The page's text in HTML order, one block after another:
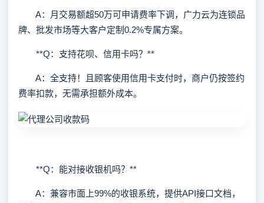
A：月交易额超50万可申请费率下调，广力云为连锁品
牌、批发市场等大客户定制0.2%专属方案。
**Q：支持花呗、信用卡吗？**
A：全支持！且顾客使用信用卡支付时，商户仍按签约
费率扣款，无需承担额外成本。
**Q：能对接收银机吗？**
A：兼容市面上99%的收银系统，提供API接口文档，